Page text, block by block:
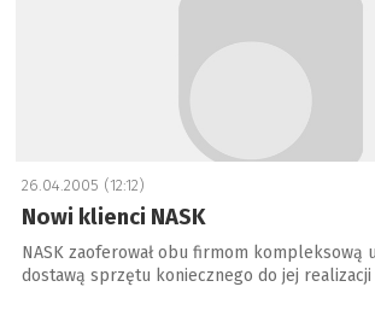
26.04.2005 (12:12)
Nowi klienci NASK
NASK zaoferował obu firmom kompleksową
dostawą sprzętu koniecznego do jej realizacji